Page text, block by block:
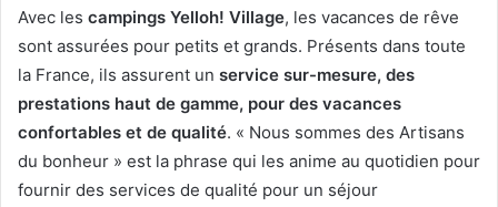
Avec les campings Yelloh! Village, les vacances de rêve
sont assurées pour petits et grands. Présents dans toute
la France, ils assurent un service sur-mesure, des
prestations haut de gamme, pour des vacances
confortables et de qualité. « Nous sommes des Artisans
du bonheur » est la phrase qui les anime au quotidien pour
fournir des services de qualité pour un séjour